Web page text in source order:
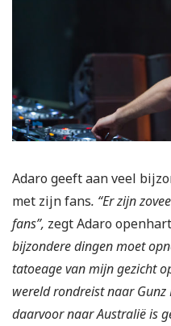
Adaro geeft aan veel
met zijn fans. “Er zijn
fans”, zegt Adaro
bijzondere dingen moet
tatoeage van mijn gezicht
wereld rondreist naar Gunz
daarvoor naar Australië is